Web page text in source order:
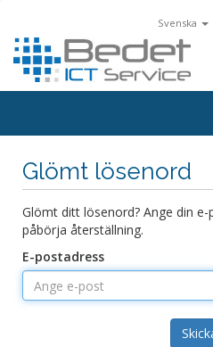
Svenska
Glömt lösenord
Glömt ditt lösenord? Ange din
påbörja återställning.
E-postadress